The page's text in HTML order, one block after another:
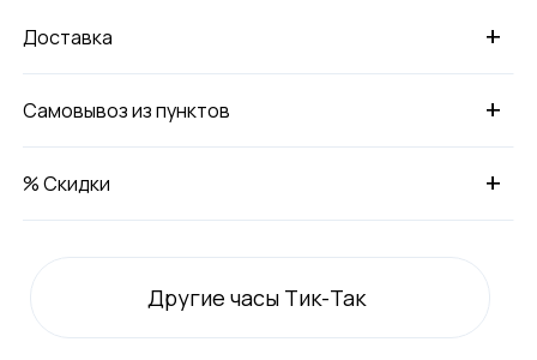
+
Доставка
+
Самовывоз из пунктов
+
% Скидки
Другие часы Тик-Так